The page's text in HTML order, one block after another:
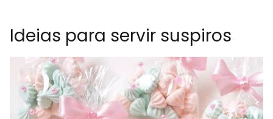
Ideias para servir suspiros